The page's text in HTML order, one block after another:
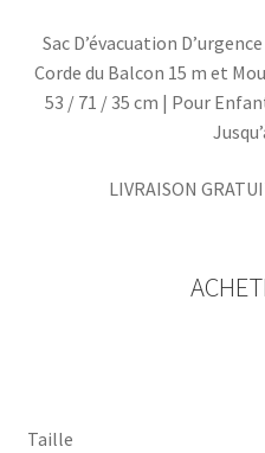
Sac D’évacuation
Corde du Balcon 15 m et
53 / 71 / 35 cm | Pour
LIVRAISON
Taille